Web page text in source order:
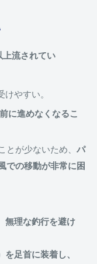
流されてい
やすい。
に進めなくなるこ
とが少ないため、 パ
での移動が非常に困
無理な釣行を避け
を足首に装着し、